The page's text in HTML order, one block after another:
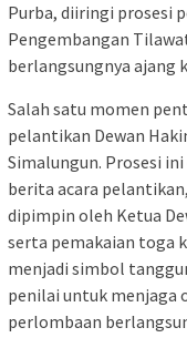
Purba, diiringi prosesi
Pengembangan
berlangsungnya ajang
Salah satu momen
pelantikan Dewan
Simalungun. Prosesi
berita acara
dipimpin oleh Ketua
serta pemakaian toga
menjadi simbol
penilai untuk menjaga
perlombaan